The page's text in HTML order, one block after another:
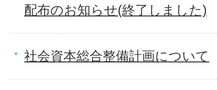
配布のお知らせ(終了しました)
社会資本総合整備計画について